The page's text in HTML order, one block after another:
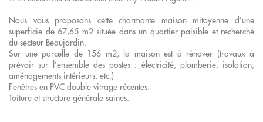
Nous vous proposons cette charmante maison mitoyenne d'une
superficie de 67,65 m2 située dans un quartier paisible et recherché
du secteur Beaujardin.
Sur une parcelle de 156 m2, la maison est à rénover (travaux à
prévoir sur l’ensemble des postes : électricité, plomberie, isolation,
aménagements intérieurs, etc.)
Fenêtres en PVC double vitrage récentes.
Toiture et structure générale saines.